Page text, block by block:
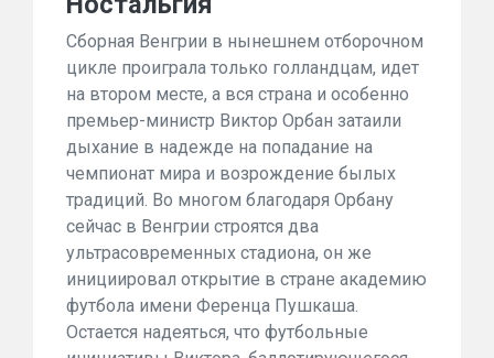
Сборная Венгрии в нынешнем отборочном
цикле проиграла только голландцам, идет
на втором месте, а вся страна и особенно
премьер-министр Виктор Орбан затаили
дыхание в надежде на попадание на
чемпионат мира и возрождение былых
традиций. Во многом благодаря Орбану
сейчас в Венгрии строятся два
ультрасовременных стадиона, он же
инициировал открытие в стране академию
футбола имени Ференца Пушкаша.
Остается надеяться, что футбольные